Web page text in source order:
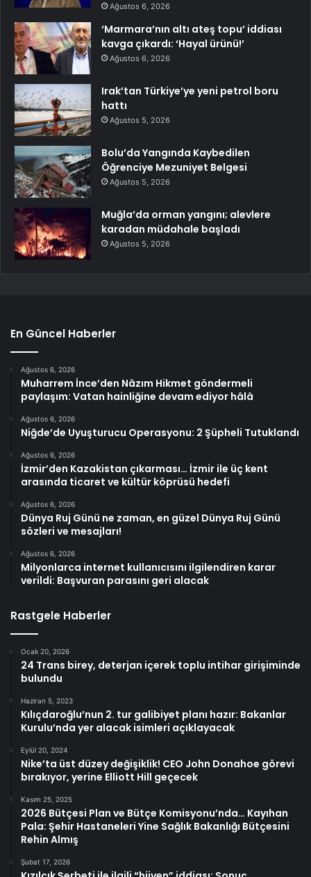
Ağustos 6, 2026
‘Marmara’nın altı ateş topu’ iddiası
kavga çıkardı: ‘Hayal ürünü!’
Ağustos 6, 2026
Irak’tan Türkiye’ye yeni petrol boru
hattı
Ağustos 5, 2026
Bolu’da Yangında Kaybedilen
Öğrenciye Mezuniyet Belgesi
Ağustos 5, 2026
Muğla’da orman yangını; alevlere
karadan müdahale başladı
Ağustos 5, 2026
En Güncel Haberler
Ağustos 6, 2026
Muharrem İnce’den Nâzım Hikmet göndermeli
paylaşım: Vatan hainliğine devam ediyor hâlâ
Ağustos 6, 2026
Niğde’de Uyuşturucu Operasyonu: 2 Şüpheli Tutuklandı
Ağustos 6, 2026
İzmir’den Kazakistan çıkarması… İzmir ile üç kent
arasında ticaret ve kültür köprüsü hedefi
Ağustos 6, 2026
Dünya Ruj Günü ne zaman, en güzel Dünya Ruj Günü
sözleri ve mesajları!
Ağustos 6, 2026
Milyonlarca internet kullanıcısını ilgilendiren karar
verildi: Başvuran parasını geri alacak
Rastgele Haberler
Ocak 20, 2026
24 Trans birey, deterjan içerek toplu intihar girişiminde
bulundu
Haziran 5, 2023
Kılıçdaroğlu’nun 2. tur galibiyet planı hazır: Bakanlar
Kurulu’nda yer alacak isimleri açıklayacak
Eylül 20, 2024
Nike’ta üst düzey değişiklik! CEO John Donahoe görevi
bırakıyor, yerine Elliott Hill geçecek
Kasım 25, 2025
2026 Bütçesi Plan ve Bütçe Komisyonu’nda… Kayıhan
Pala: Şehir Hastaneleri Yine Sağlık Bakanlığı Bütçesini
Rehin Almış
Şubat 17, 2026